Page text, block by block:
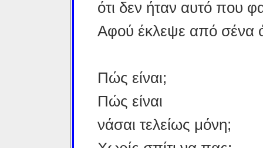
ότι δεν ήταν αυτό που
Αφού έκλεψε από σένα
Πώς είναι;
Πώς είναι
νάσαι τελείως μόνη;